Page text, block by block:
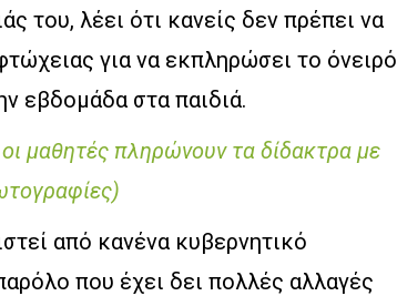
του, λέει ότι κανείς δεν πρέπει να
για να εκπληρώσει το όνειρό
εβδομάδα στα παιδιά.
οι μαθητές πληρώνουν τα δίδακτρα με
από κανένα κυβερνητικό
που έχει δει πολλές αλλαγές